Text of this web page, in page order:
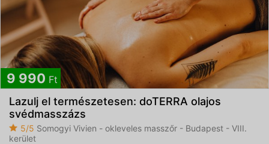
9 990 Ft
Lazulj el természetesen: doTERRA olajos
svédmasszázs
5/5 Somogyi Vivien - okleveles masszőr - Budapest - VIII.
kerület